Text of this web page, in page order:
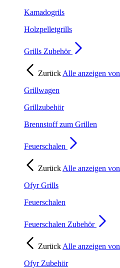
Kamadogrils
Holzpelletgrills
Grills Zubehör
Zurück Alle anzeigen von
Grillwagen
Grillzubehör
Brennstoff zum Grillen
Feuerschalen
Zurück Alle anzeigen von
Ofyr Grills
Feuerschalen
Feuerschalen Zubehör
Zurück Alle anzeigen von
Ofyr Zubehör